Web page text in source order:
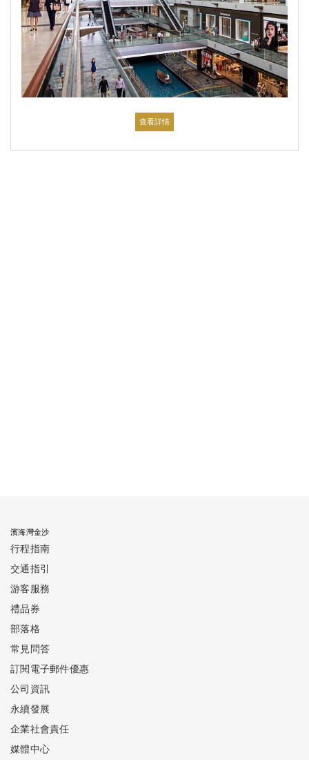
查看詳情
濱海灣金沙
行程指南
交通指引
游客服務
禮品券
部落格
常見問答
訂閱電子郵件優惠
公司資訊
永續發展
企業社會責任
媒體中心